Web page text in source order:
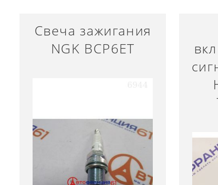
Свеча зажигания
NGK BCP6ET